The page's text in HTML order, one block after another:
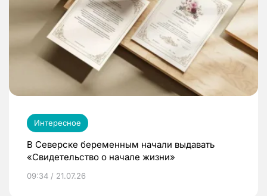
Интересное
В Северске беременным начали выдавать
«Свидетельство о начале жизни»
09:34 / 21.07.26